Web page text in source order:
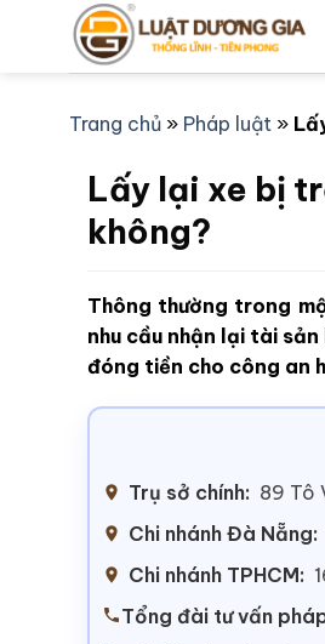
Trang chủ » Pháp luật »
Lấy lại xe bị
không?
Thông thường trong
nhu cầu nhận lại tài
đóng tiền cho công an
Trụ sở chính: 89 Tô
Chi nhánh Đà Nẵng:
Chi nhánh TPHCM:
Tổng đài tư vấn